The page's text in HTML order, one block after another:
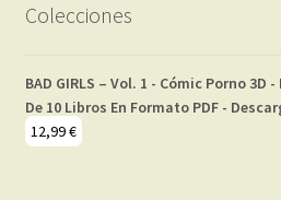
Colecciones
BAD GIRLS – Vol. 1 - Cómic Porno 3D
De 10 Libros En Formato PDF -
12,99€